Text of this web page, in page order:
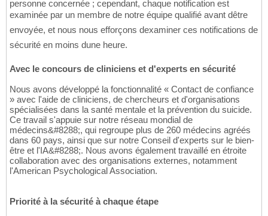
personne concernée ; cependant, chaque notification est
examinée par un membre de notre équipe qualifié avant dêtre
envoyée, et nous nous efforçons dexaminer ces notifications de
sécurité en moins dune heure.
Avec le concours de cliniciens et d'experts en sécurité
Nous avons développé la fonctionnalité « Contact de confiance
» avec l'aide de cliniciens, de chercheurs et d'organisations
spécialisées dans la santé mentale et la prévention du suicide.
Ce travail s'appuie sur notre réseau mondial de
médecins&#8288;, qui regroupe plus de 260 médecins agréés
dans 60 pays, ainsi que sur notre Conseil d'experts sur le bien-
être et l'IA&#8288;. Nous avons également travaillé en étroite
collaboration avec des organisations externes, notamment
l'American Psychological Association.
Priorité à la sécurité à chaque étape